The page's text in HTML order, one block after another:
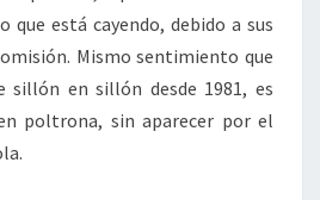
está cayendo, debido a sus
Mismo sentimiento que
sillón en sillón desde 1981, es
poltrona, sin aparecer por el